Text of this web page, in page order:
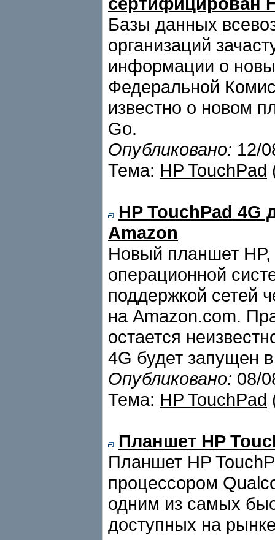
Базы данных
организаций
информации о
Федеральной
известно о новом
Go.
Опубликовано: 12/
Тема: HP TouchPad
HP TouchPad 4G
Amazon
Новый планшет
операционной
поддержкой сетей
на Amazon.com.
остается
4G будет запущен
Опубликовано: 08/
Тема: HP TouchPad
Планшет HP
Планшет HP
процессором
одним из самых
доступных на